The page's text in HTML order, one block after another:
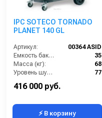
IPC SOTECO TORNADO
PLANET 140 GL
Артикул:
00364 ASID
Емкость бака для мусора (л):
35
Масса (кг):
68
Уровень шума (дБ):
77
416 000 руб.
⚡ В корзину